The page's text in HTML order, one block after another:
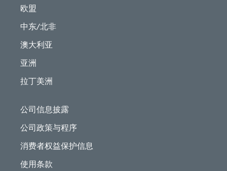
欧盟
中东/北非
澳大利亚
亚洲
拉丁美洲
公司信息披露
公司政策与程序
消费者权益保护信息
使用条款